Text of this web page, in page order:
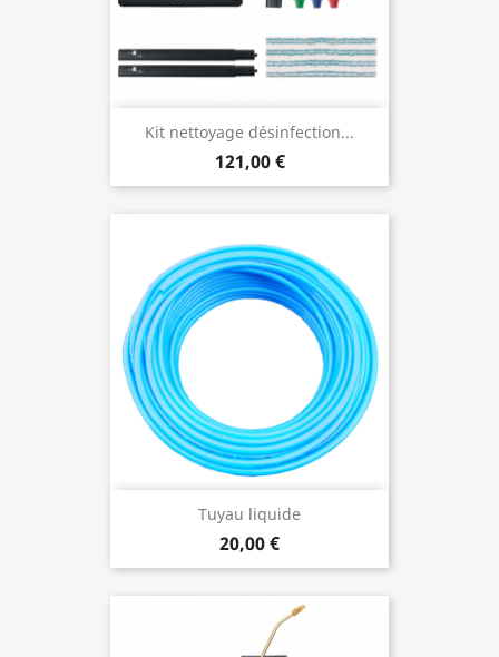
Kit nettoyage désinfection...
121,00 €
Tuyau liquide
20,00 €